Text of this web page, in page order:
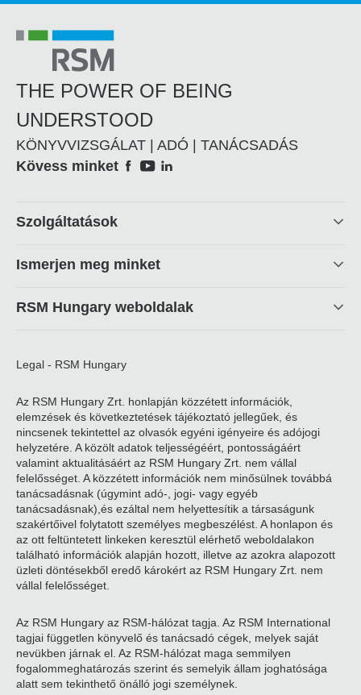
THE POWER OF BEING
UNDERSTOOD
KÖNYVVIZSGÁLAT | ADÓ | TANÁCSADÁS
Social
Kövess minket
Footer
Szolgáltatások
Ismerjen meg minket
RSM Hungary weboldalak
Legal - RSM Hungary
Az RSM Hungary Zrt. honlapján közzétett információk,
elemzések és következtetések tájékoztató jellegűek, és
nincsenek tekintettel az olvasók egyéni igényeire és adójogi
helyzetére. A közölt adatok teljességéért, pontosságáért
valamint aktualitásáért az RSM Hungary Zrt. nem vállal
felelősséget. A közzétett információk nem minősülnek továbbá
tanácsadásnak (úgymint adó-, jogi- vagy egyéb
tanácsadásnak),és ezáltal nem helyettesítik a társaságunk
szakértőivel folytatott személyes megbeszélést. A honlapon és
az ott feltüntetett linkeken keresztül elérhető weboldalakon
található információk alapján hozott, illetve az azokra alapozott
üzleti döntésekből eredő károkért az RSM Hungary Zrt. nem
vállal felelősséget.
Az RSM Hungary az RSM-hálózat tagja. Az RSM International
tagjai független könyvelő és tanácsadó cégek, melyek saját
nevükben járnak el. Az RSM-hálózat maga semmilyen
fogalommeghatározás szerint és semelyik állam joghatósága
alatt sem tekinthető önálló jogi személynek.